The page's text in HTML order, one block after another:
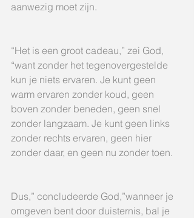
aanwezig moet zijn.
“Het is een groot cadeau,” zei God,
“want zonder het tegenovergestelde
kun je niets ervaren. Je kunt geen
warm ervaren zonder koud, geen
boven zonder beneden, geen snel
zonder langzaam. Je kunt geen links
zonder rechts ervaren, geen hier
zonder daar, en geen nu zonder toen.
Dus,” concludeerde God,”wanneer je
omgeven bent door duisternis, bal je